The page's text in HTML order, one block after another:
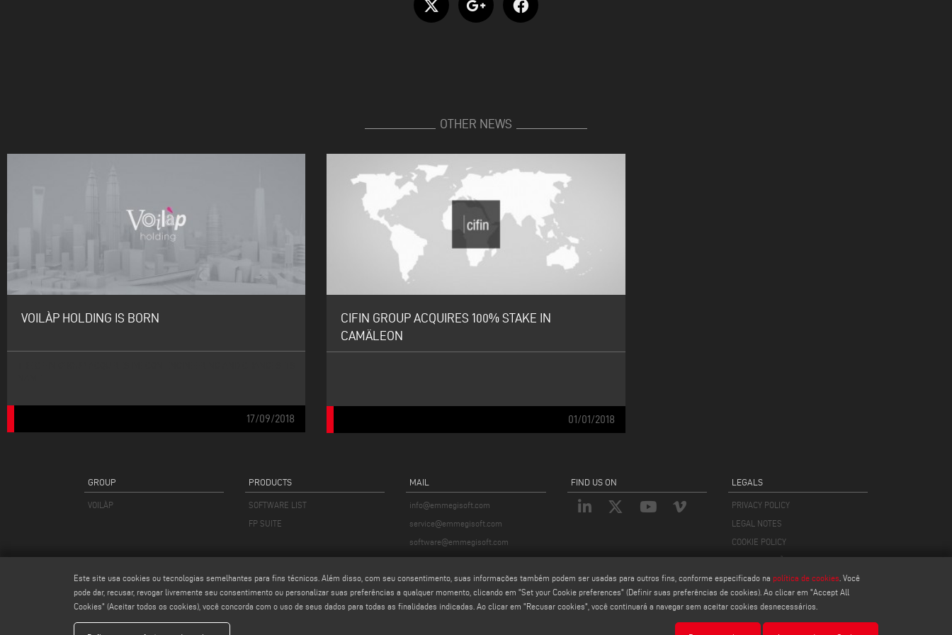
OTHER NEWS
VOILÀP HOLDING IS BORN
17/09/2018
CIFIN GROUP ACQUIRES 100% STAKE IN
CAMÄLEON
01/01/2018
GROUP
VOILÀP
PRODUCTS
SOFTWARE LIST
FP SUITE
MAIL
info@emmegisoft.com
service@emmegisoft.com
software@emmegisoft.com
FIND US ON LEGALS
PRIVACY POLICY
LEGAL NOTES
COOKIE POLICY
Este site usa cookies ou tecnologias semelhantes para fins técnicos. Além disso, com seu consentimento, suas informações também podem ser usadas para outros fins, conforme especificado na política de cookies . Você
pode dar, recusar, revogar livremente seu consentimento ou personalizar suas preferências a qualquer momento, clicando em "Set your Cookie preferences" (Definir suas preferências de cookies). Ao clicar em "Accept All
Cookies" (Aceitar todos os cookies), você concorda com o uso de seus dados para todas as finalidades indicadas. Ao clicar em "Recusar cookies", você continuará a navegar sem aceitar cookies desnecessários.